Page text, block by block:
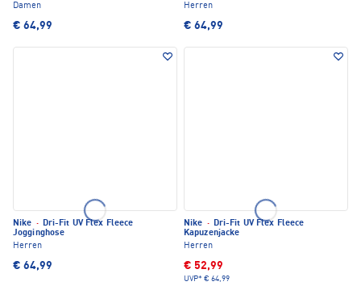
Damen
€ 64,99
Herren
€ 64,99
Nike · Dri-Fit UV Flex Fleece
Jogginghose
Herren
€ 64,99
Nike · Dri-Fit UV Flex Fleece
Kapuzenjacke
Herren
€ 52,99
UVP* € 64,99